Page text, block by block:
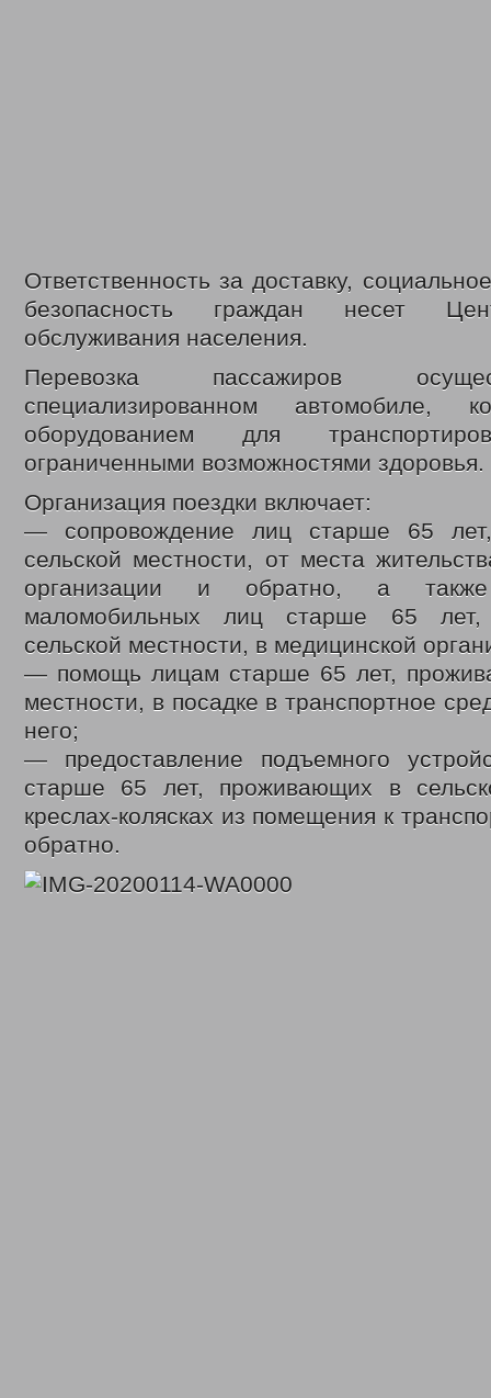
Ответственность за доставку,
безопасность граждан несет
обслуживания населения.
Перевозка пассажиров
специализированном автомобиле,
оборудованием для
ограниченными возможностями здоровья.
Организация поездки включает:
— сопровождение лиц старше 65
сельской местности, от места
организации и обратно, а также
маломобильных лиц старше 65
сельской местности, в медицинской
— помощь лицам старше 65 лет,
местности, в посадке в транспортное
него;
— предоставление подъемного
старше 65 лет, проживающих в
креслах-колясках из помещения к
обратно.